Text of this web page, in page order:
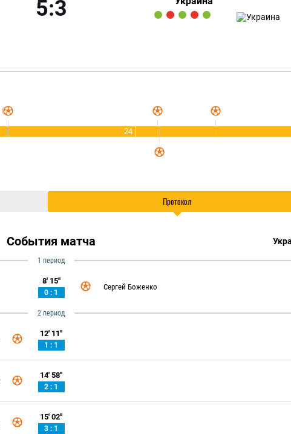
5:3
24
Протокол
События матча
1 период
8' 15''
0 : 1
Сергей Боженко
2 период
12' 11''
1 : 1
14' 58''
2 : 1
15' 02''
3 : 1